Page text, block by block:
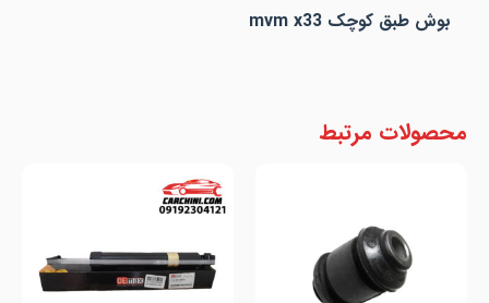
بوش طبق کوچک mvm x33
محصولات مرتبط